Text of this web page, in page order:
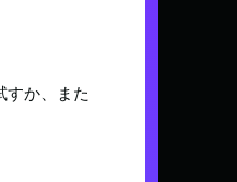
すか、また